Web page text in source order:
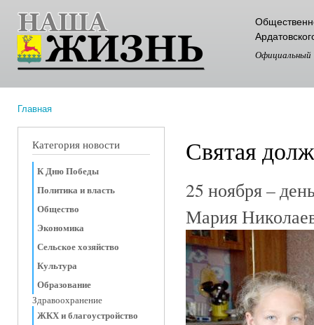
Официальный
Главная
Категория новости
К Дню Победы
Политика и власть
Общество
Экономика
Сельское хозяйство
Культура
Образование
Здравоохранение
ЖКХ и благоустройство
Святая
25 ноября –
Мария